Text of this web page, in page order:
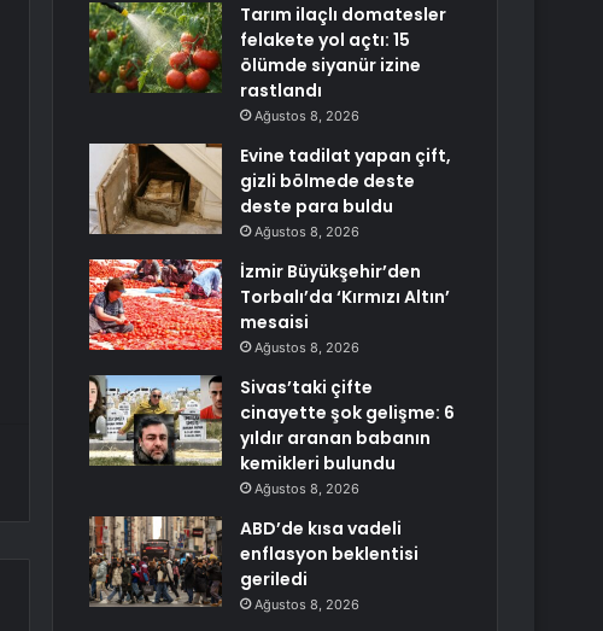
Tarım ilaçlı domatesler
felakete yol açtı: 15
ölümde siyanür izine
rastlandı
Ağustos 8, 2026
Evine tadilat yapan çift,
gizli bölmede deste
deste para buldu
Ağustos 8, 2026
İzmir Büyükşehir’den
Torbalı’da ‘Kırmızı Altın’
mesaisi
Ağustos 8, 2026
Sivas’taki çifte
cinayette şok gelişme: 6
yıldır aranan babanın
kemikleri bulundu
Ağustos 8, 2026
ABD’de kısa vadeli
enflasyon beklentisi
geriledi
Ağustos 8, 2026